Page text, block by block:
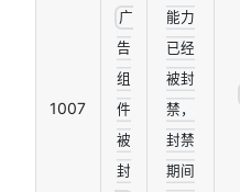
1007
广
告
组
件
被
封
能力
已经
被封
禁，
封禁
期间